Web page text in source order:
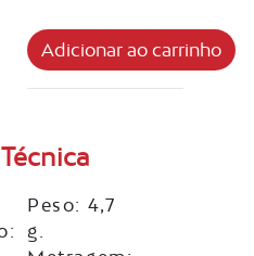
Peso: 4,7
g.